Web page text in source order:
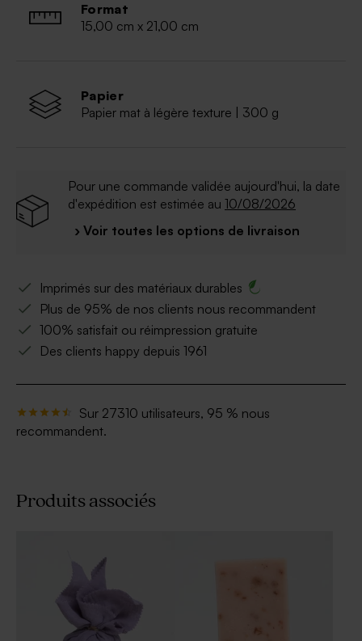
Format
15,00 cm x 21,00 cm
Papier
Papier mat à légère texture | 300 g
Pour une commande validée aujourd'hui, la date
d'expédition est estimée au 10/08/2026
› Voir toutes les options de livraison
Imprimés sur des matériaux durables
Plus de 95% de nos clients nous recommandent
100% satisfait ou réimpression gratuite
Des clients happy depuis 1961
Sur 27310 utilisateurs, 95 % nous
recommandent.
Produits associés